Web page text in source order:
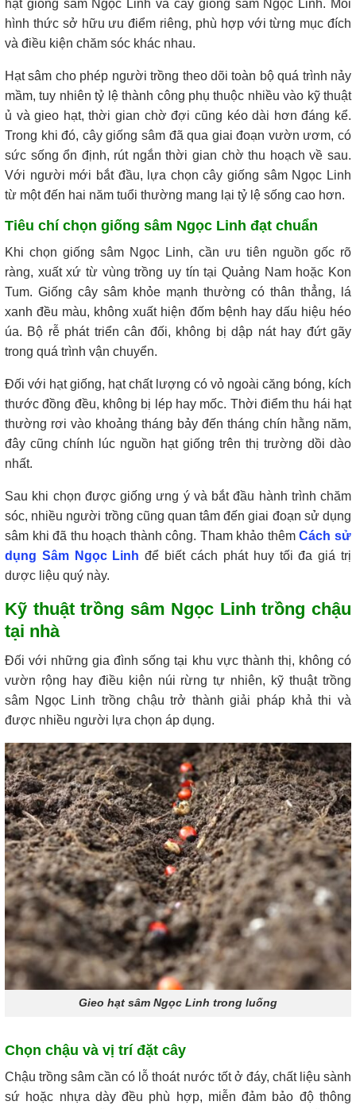
hạt giống sâm Ngọc Linh và cây giống sâm Ngọc Linh. Mỗi
hình thức sở hữu ưu điểm riêng, phù hợp với từng mục đích
và điều kiện chăm sóc khác nhau.
Hạt sâm cho phép người trồng theo dõi toàn bộ quá trình nảy
mầm, tuy nhiên tỷ lệ thành công phụ thuộc nhiều vào kỹ thuật
ủ và gieo hạt, thời gian chờ đợi cũng kéo dài hơn đáng kể.
Trong khi đó, cây giống sâm đã qua giai đoạn vườn ươm, có
sức sống ổn định, rút ngắn thời gian chờ thu hoạch về sau.
Với người mới bắt đầu, lựa chọn cây giống sâm Ngọc Linh
từ một đến hai năm tuổi thường mang lại tỷ lệ sống cao hơn.
Tiêu chí chọn giống sâm Ngọc Linh đạt chuẩn
Khi chọn giống sâm Ngọc Linh, cần ưu tiên nguồn gốc rõ
ràng, xuất xứ từ vùng trồng uy tín tại Quảng Nam hoặc Kon
Tum. Giống cây sâm khỏe mạnh thường có thân thẳng, lá
xanh đều màu, không xuất hiện đốm bệnh hay dấu hiệu héo
úa. Bộ rễ phát triển cân đối, không bị dập nát hay đứt gãy
trong quá trình vận chuyển.
Đối với hạt giống, hạt chất lượng có vỏ ngoài căng bóng, kích
thước đồng đều, không bị lép hay mốc. Thời điểm thu hái hạt
thường rơi vào khoảng tháng bảy đến tháng chín hằng năm,
đây cũng chính lúc nguồn hạt giống trên thị trường dồi dào
nhất.
Sau khi chọn được giống ưng ý và bắt đầu hành trình chăm
sóc, nhiều người trồng cũng quan tâm đến giai đoạn sử dụng
sâm khi đã thu hoạch thành công. Tham khảo thêmCách sử
dụng Sâm Ngọc Linh để biết cách phát huy tối đa giá trị
dược liệu quý này.
Kỹ thuật trồng sâm Ngọc Linh trồng chậu
tại nhà
Đối với những gia đình sống tại khu vực thành thị, không có
vườn rộng hay điều kiện núi rừng tự nhiên, kỹ thuật trồng
sâm Ngọc Linh trồng chậu trở thành giải pháp khả thi và
được nhiều người lựa chọn áp dụng.
Gieo hạt sâm Ngọc Linh trong luống
Chọn chậu và vị trí đặt cây
Chậu trồng sâm cần có lỗ thoát nước tốt ở đáy, chất liệu sành
sứ hoặc nhựa dày đều phù hợp, miễn đảm bảo độ thông